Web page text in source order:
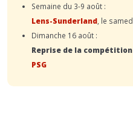
Semaine du 3-9 août :
Lens-Sunderland , le
Dimanche 16 août :
Reprise de la compétition
PSG